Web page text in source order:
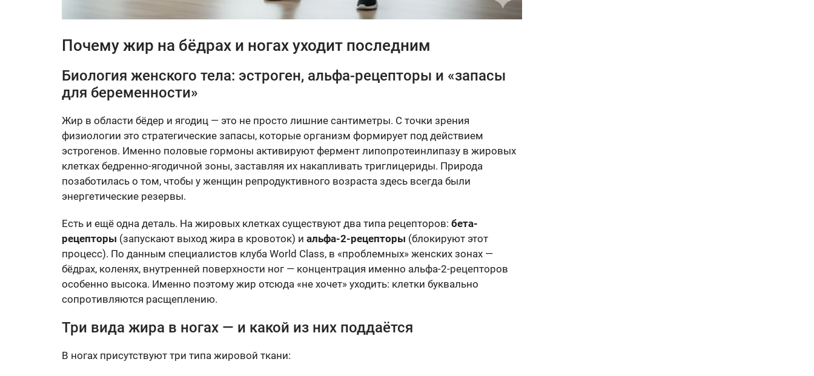
Почему жир на бёдрах и ногах уходит последним
Биология женского тела: эстроген, альфа-рецепторы и «запасы
для беременности»
Жир в области бёдер и ягодиц — это не просто лишние сантиметры. С точки зрения
физиологии это стратегические запасы, которые организм формирует под действием
эстрогенов. Именно половые гормоны активируют фермент липопротеинлипазу в жировых
клетках бедренно-ягодичной зоны, заставляя их накапливать триглицериды. Природа
позаботилась о том, чтобы у женщин репродуктивного возраста здесь всегда были
энергетические резервы.
Есть и ещё одна деталь. На жировых клетках существуют два типа рецепторов: бета-
рецепторы (запускают выход жира в кровоток) и альфа-2-рецепторы (блокируют этот
процесс). По данным специалистов клуба World Class, в «проблемных» женских зонах —
бёдрах, коленях, внутренней поверхности ног — концентрация именно альфа-2-рецепторов
особенно высока. Именно поэтому жир отсюда «не хочет» уходить: клетки буквально
сопротивляются расщеплению.
Три вида жира в ногах — и какой из них поддаётся
В ногах присутствуют три типа жировой ткани: